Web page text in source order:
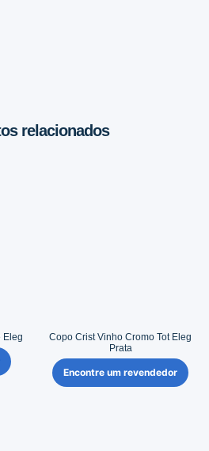
relacionados
Eleg
Copo Crist Vinho Cromo Tot Eleg
Prata
Encontre um revendedor